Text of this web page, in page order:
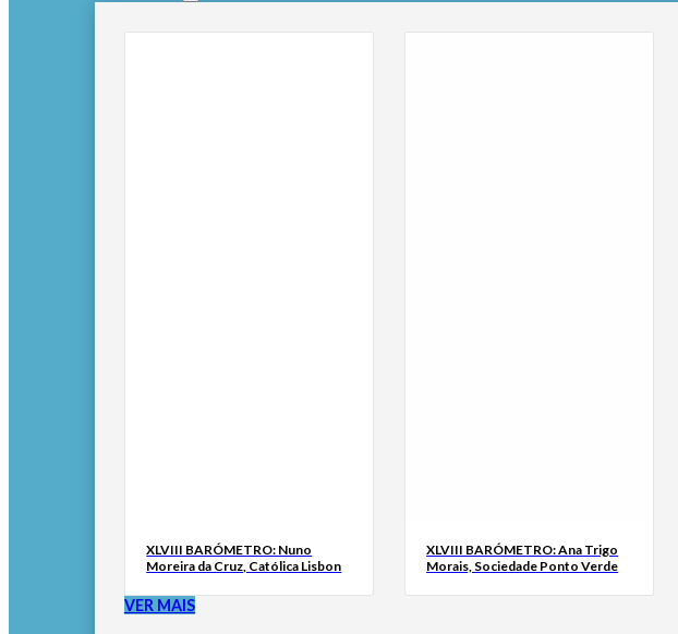
XLVIII BARÓMETRO: Nuno
Moreira da Cruz, Católica Lisbon
XLVIII BARÓMETRO: Ana Trigo
Morais, Sociedade Ponto Verde
VER MAIS